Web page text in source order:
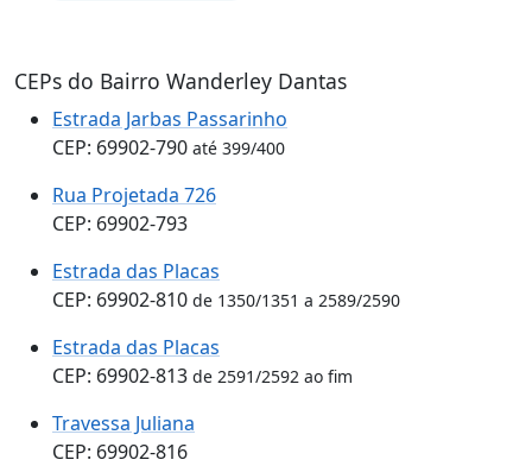
CEPs do Bairro Wanderley Dantas
Estrada Jarbas Passarinho
CEP: 69902-790 até 399/400
Rua Projetada 726
CEP: 69902-793
Estrada das Placas
CEP: 69902-810 de 1350/1351 a 2589/2590
Estrada das Placas
CEP: 69902-813 de 2591/2592 ao fim
Travessa Juliana
CEP: 69902-816